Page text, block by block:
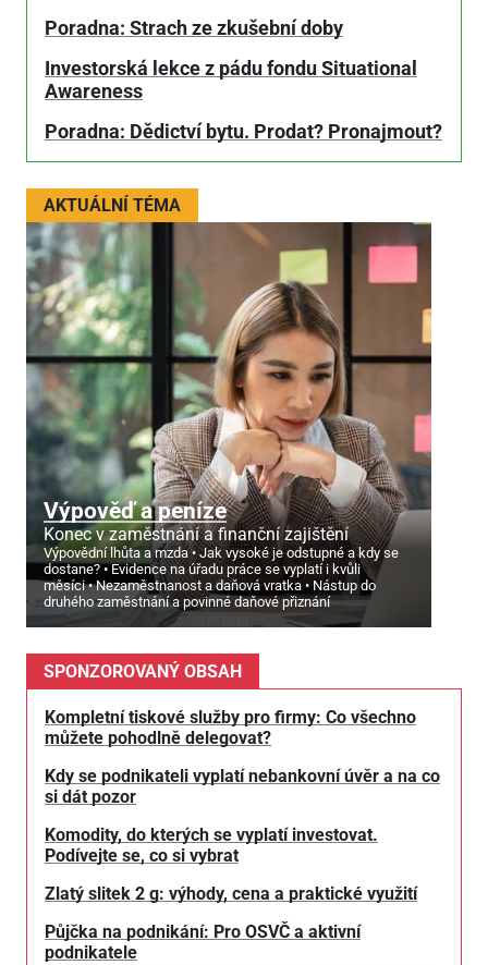
Poradna: Strach ze zkušební doby
Investorská lekce z pádu fondu Situational
Awareness
Poradna: Dědictví bytu. Prodat? Pronajmout?
AKTUÁLNÍ TÉMA
Výpověď a peníze
Konec v zaměstnání a finanční zajištění
Výpovědní lhůta a mzda
Jak vysoké je odstupné a kdy se
dostane?
Evidence na úřadu práce se vyplatí i kvůli
měsíci
Nezaměstnanost a daňová vratka
Nástup do
druhého zaměstnání a povinné daňové přiznání
SPONZOROVANÝ OBSAH
Kompletní tiskové služby pro firmy: Co všechno
můžete pohodlně delegovat?
Kdy se podnikateli vyplatí nebankovní úvěr a na co
si dát pozor
Komodity, do kterých se vyplatí investovat.
Podívejte se, co si vybrat
Zlatý slitek 2 g: výhody, cena a praktické využití
Půjčka na podnikání: Pro OSVČ a aktivní
podnikatele